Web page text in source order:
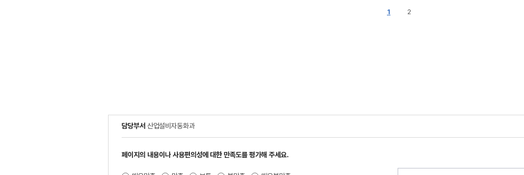
1 2
담당부서 산업설비자동화과
페이지의 내용이나 사용편의성에 대한 만족도를 평가해 주세요.